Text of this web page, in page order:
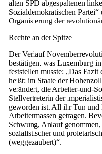
alten SPD abgespaltenen
Sozialdemokratischen
Organisierung der
Rechte an der Spitze
Der Verlauf
bestätigen, was Luxemburg
feststellen musste: „Das
heißt: im Staate der
verändert, die Arbeiter-und-
Stellvertreterin der
geworden ist. All ihr Tun und
Arbeitermassen getragen.
Schwung, Anlauf
sozialistischer und
(weggezaubert)“.